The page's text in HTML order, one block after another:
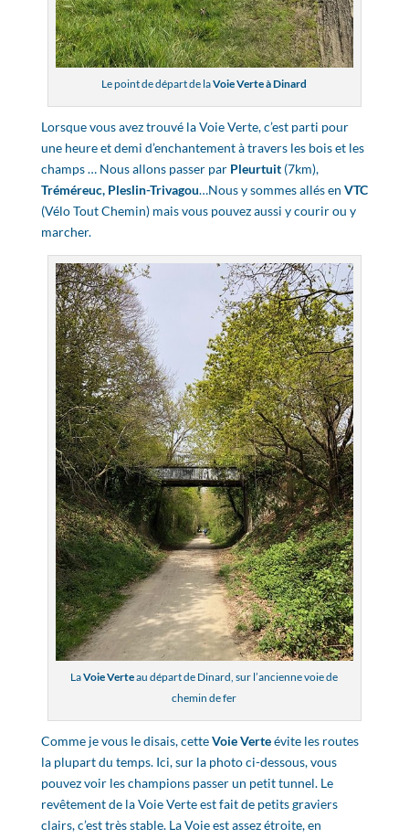
Le point de départ de laVoie Verte à Dinard
Lorsque vous avez trouvé la Voie Verte, c’est parti pour
une heure et demi d’enchantement à travers les bois et les
champs … Nous allons passer par Pleurtuit(7km),
Tréméreuc, Pleslin-Trivagou…Nous y sommes allés en VTC
(Vélo Tout Chemin) mais vous pouvez aussi y courir ou y
marcher.
LaVoie Verteau départ de Dinard, sur l’ancienne voie de
chemin de fer
Comme je vous le disais, cetteVoie Verteévite les routes
la plupart du temps. Ici, sur la photo ci-dessous, vous
pouvez voir les champions passer un petit tunnel. Le
revêtement de la Voie Verte est fait de petits graviers
clairs, c’est très stable. La Voie est assez étroite, en